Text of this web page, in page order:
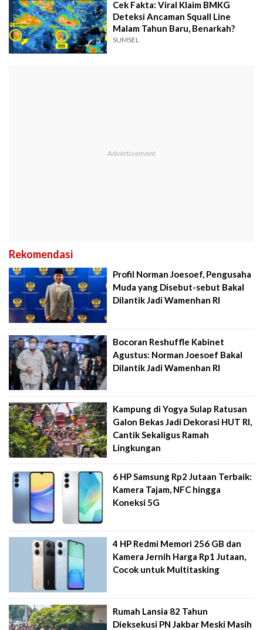
Cek Fakta: Viral Klaim BMKG
Deteksi Ancaman Squall Line
Malam Tahun Baru, Benarkah?
SUMSEL
Rekomendasi
Profil Norman Joesoef, Pengusaha
Muda yang Disebut-sebut Bakal
Dilantik Jadi Wamenhan RI
Bocoran Reshuffle Kabinet
Agustus: Norman Joesoef Bakal
Dilantik Jadi Wamenhan RI
Kampung di Yogya Sulap Ratusan
Galon Bekas Jadi Dekorasi HUT RI,
Cantik Sekaligus Ramah
Lingkungan
6 HP Samsung Rp2 Jutaan Terbaik:
Kamera Tajam, NFC hingga
Koneksi 5G
4 HP Redmi Memori 256 GB dan
Kamera Jernih Harga Rp1 Jutaan,
Cocok untuk Multitasking
Rumah Lansia 82 Tahun
Dieksekusi PN Jakbar Meski Masih